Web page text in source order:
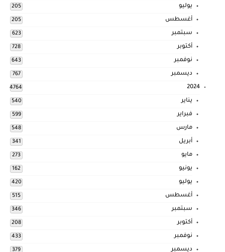
يوليو 205
أغسطس 205
سبتمبر 623
أكتوبر 728
نوفمبر 643
ديسمبر 767
2024
4764
يناير 540
فبراير 599
مارس 548
أبريل 341
مايو 273
يونيو 162
يوليو 420
أغسطس 515
سبتمبر 346
أكتوبر 208
نوفمبر 433
ديسمبر 379